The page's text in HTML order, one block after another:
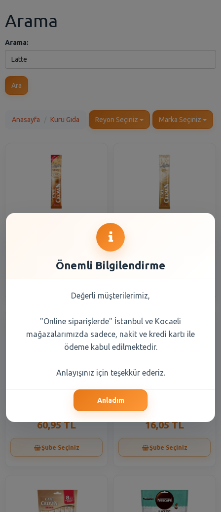
Arama
Arama:
Ara
Anasayfa Kuru Gıda Reyon Seçiniz Marka Seçiniz
13,85 TL
Şube Seçiniz Şube Seçiniz
Nescafe Xpress Latte
Original Soğuk Kahve 250 Ml
60,95 TL
Şube Seçiniz
Nescafe Crema Latte Kahve
16,05 TL
Şube Seçiniz
Önemli Bilgilendirme
Değerli müşterilerimiz,
"Online siparişlerde" İstanbul ve Kocaeli
mağazalarımızda sadece, nakit ve kredi kartı ile
ödeme kabul edilmektedir.
Anlayışınız için teşekkür ederiz.
Anladım